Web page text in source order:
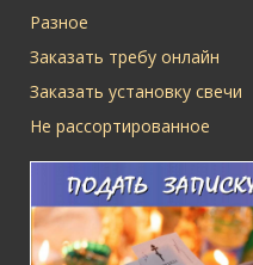
Разное
Заказать требу онлайн
Заказать установку свечи
Не рассортированное